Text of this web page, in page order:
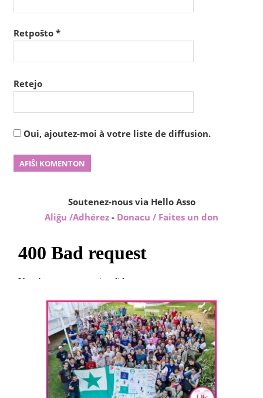
Retpoŝto *
Retejo
Oui, ajoutez-moi à votre liste de diffusion.
Soutenez-nous via Hello Asso
Aliĝu /Adhérez - Donacu / Faites un don